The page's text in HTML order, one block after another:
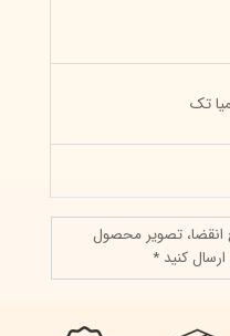
تک
انقضا، تصویر محصول
ارسال کنید *